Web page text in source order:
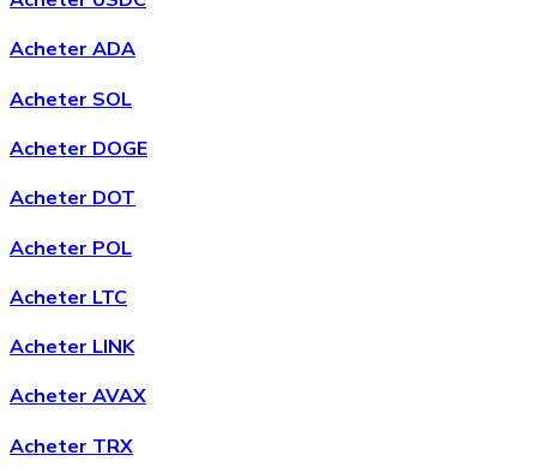
LINK
carte
Acheter ADA
Acheter SOL
Acheter DOGE
Acheter DOT
Acheter POL
Acheter LTC
Acheter LINK
Acheter AVAX
Acheter TRX